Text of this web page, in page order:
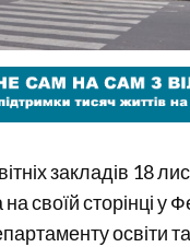
закладів 18
своїй сторінці у
освіти